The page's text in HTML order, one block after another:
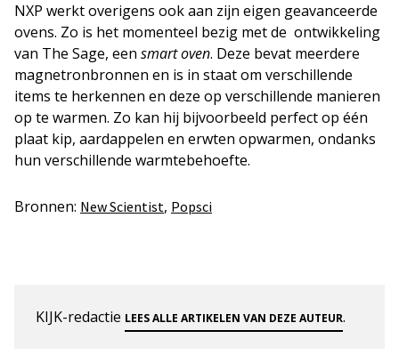
NXP werkt overigens ook aan zijn eigen geavanceerde
ovens. Zo is het momenteel bezig met de ontwikkeling
van The Sage, een smart oven. Deze bevat meerdere
magnetronbronnen en is in staat om verschillende
items te herkennen en deze op verschillende manieren
op te warmen. Zo kan hij bijvoorbeeld perfect op één
plaat kip, aardappelen en erwten opwarmen, ondanks
hun verschillende warmtebehoefte.
Bronnen: New Scientist, Popsci
KIJK-redactie LEES ALLE ARTIKELEN VAN DEZE AUTEUR.